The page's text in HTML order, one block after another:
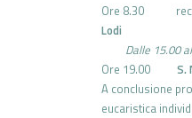
Ore 8.30
Lodi
Dalle 15.00
Ore 19.00 S.
A conclusione
eucaristica